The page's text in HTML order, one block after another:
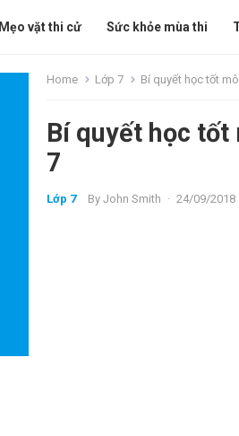
Mẹo vặt thi cử Sức khỏe mùa thi
Home Lớp 7 Bí quyết học tốt
Bí quyết học tốt
7
Lớp 7 By John Smith · 24/09/2018